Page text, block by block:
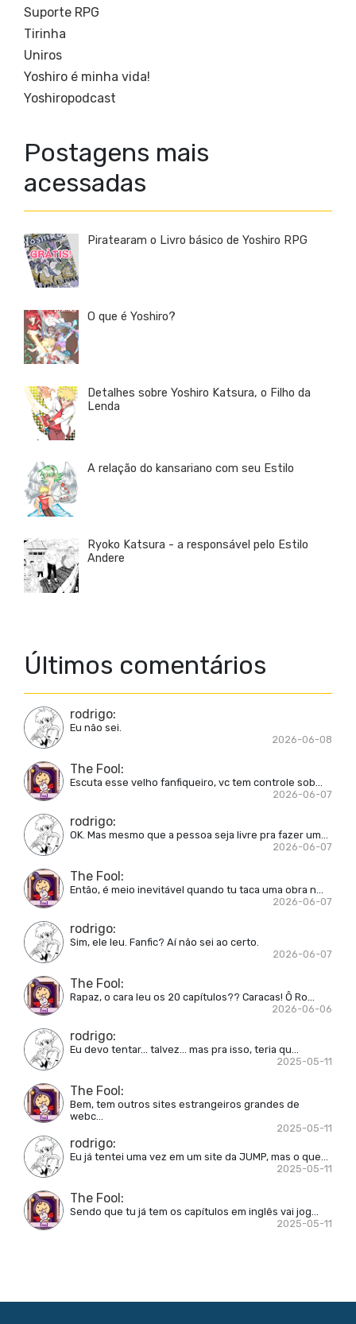
Suporte RPG
Tirinha
Uniros
Yoshiro é minha vida!
Yoshiropodcast
Postagens mais
acessadas
Piratearam o Livro básico de Yoshiro RPG
O que é Yoshiro?
Detalhes sobre Yoshiro Katsura, o Filho da
Lenda
A relação do kansariano com seu Estilo
Ryoko Katsura - a responsável pelo Estilo
Andere
Últimos comentários
rodrigo:
Eu não sei.
2026-06-08
The Fool :
Escuta esse velho fanfiqueiro, vc tem controle sob...
2026-06-07
rodrigo:
OK. Mas mesmo que a pessoa seja livre pra fazer um...
2026-06-07
The Fool :
Então, é meio inevitável quando tu taca uma obra n...
2026-06-07
rodrigo:
Sim, ele leu. Fanfic? Aí não sei ao certo.
2026-06-07
The Fool :
Rapaz, o cara leu os 20 capítulos?? Caracas! Ô Ro...
2026-06-06
rodrigo:
Eu devo tentar... talvez... mas pra isso, teria qu...
2025-05-11
The Fool :
Bem, tem outros sites estrangeiros grandes de
webc...
2025-05-11
rodrigo:
Eu já tentei uma vez em um site da JUMP, mas o que...
2025-05-11
The Fool :
Sendo que tu já tem os capítulos em inglês vai jog...
2025-05-11